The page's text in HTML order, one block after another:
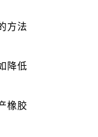
方法
降低
橡胶